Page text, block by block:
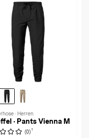
· Herren
· Pants Vienna M
(0) 1